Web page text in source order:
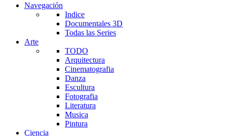
Navegación
Indice
Documentales 3D
Todas las Series
Arte
TODO
Arquitectura
Cinematografia
Danza
Escultura
Fotografia
Literatura
Musica
Pintura
Ciencia